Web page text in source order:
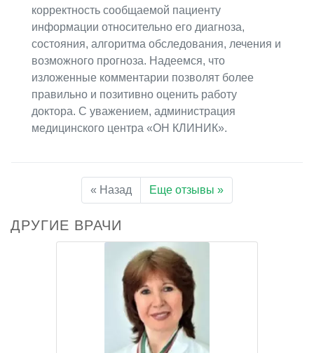
корректность сообщаемой пациенту
информации относительно его диагноза,
состояния, алгоритма обследования, лечения и
возможного прогноза. Надеемся, что
изложенные комментарии позволят более
правильно и позитивно оценить работу
доктора. С уважением, администрация
медицинского центра «ОН КЛИНИК».
« Назад Еще отзывы »
ДРУГИЕ ВРАЧИ